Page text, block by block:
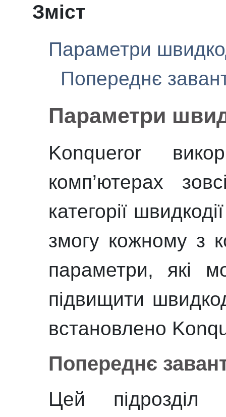
Зміст
Параметри
Попереднє
Параметри
Konqueror
комп’ютерах
категорії
змогу кожному з
параметри, які
підвищити
встановлено
Попереднє
Цей